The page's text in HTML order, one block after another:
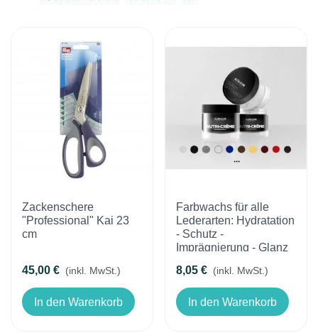
Zackenschere
"Professional" Kai 23
cm
45,00 € (inkl. MwSt.)
In den Warenkorb
Farbwachs für alle
Lederarten: Hydratation
- Schutz -
Imprägnierung - Glanz
8,05 € (inkl. MwSt.)
In den Warenkorb